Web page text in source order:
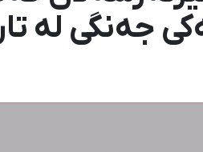
جەنگی لە